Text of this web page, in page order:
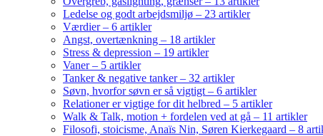
Ledelse og godt arbejdsmiljø – 23 artikler
Værdier – 6 artikler
Angst, overtænkning – 18 artikler
Stress & depression – 19 artikler
Vaner – 5 artikler
Tanker & negative tanker – 32 artikler
Søvn, hvorfor søvn er så vigtigt – 6 artikler
Relationer er vigtige for dit helbred – 5 artikler
Walk & Talk, motion + fordelen ved at gå – 11 artikler
Filosofi, stoicisme, Anaïs Nin, Søren Kierkegaard – 8